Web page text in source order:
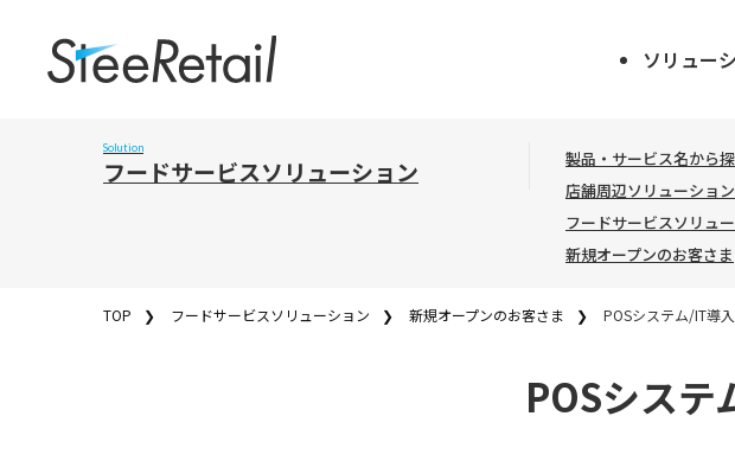
ソリュー
フードサービスソリューション 製品・サービス名から
店舗周辺ソリューション
フードサービスソリュ
新規オープンのお客さま
TOP フードサービスソリューション 新規オープンのお客さま POSシステム/IT導
POSシス